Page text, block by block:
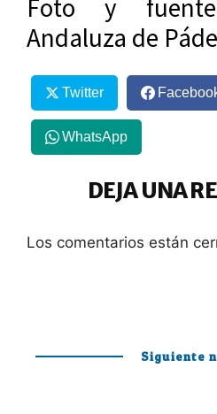
Foto y
Andaluza de
Twitter
WhatsApp
DEJA UNA
Los comentarios están
Siguiente